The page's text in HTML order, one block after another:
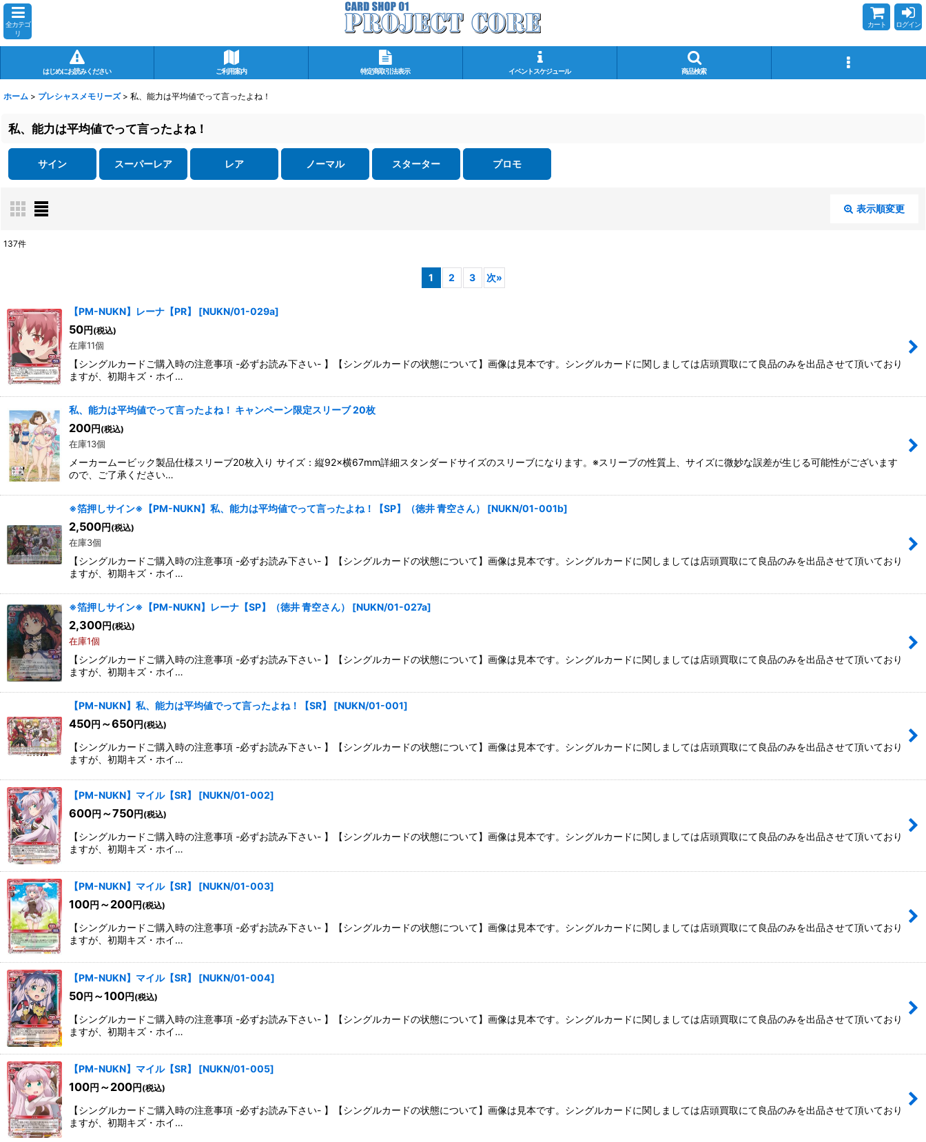
全カテゴ
リ
カート ログイン
はじめにお読みください ご利用案内 特定商取引法表示 イベントスケジュール 商品検索
ホーム > プレシャスメモリーズ > 私、能力は平均値でって言ったよね！
私、能力は平均値でって言ったよね！
サイン スーパーレア レア ノーマル スターター プロモ
表示順変更
並び順:
絞り込む
137件
1 2 3 次»
【PM-NUKN】レーナ【PR】 [NUKN/01-029a]
50円 (税込)
在庫11個
【シングルカードご購入時の注意事項 -必ずお読み下さい- 】【シングルカードの状態について】画像は見本です。シングルカードに関しましては店頭買取にて良品のみを出品させて頂いており
ますが、初期キズ・ホイ…
私、能力は平均値でって言ったよね！ キャンペーン限定スリーブ 20枚
200円 (税込)
在庫13個
メーカームービック製品仕様スリーブ20枚入り サイズ：縦92×横67mm詳細スタンダードサイズのスリーブになります。※スリーブの性質上、サイズに微妙な誤差が生じる可能性がございます
ので、ご了承ください…
※箔押しサイン※【PM-NUKN】私、能力は平均値でって言ったよね！【SP】（徳井 青空さん） [NUKN/01-001b]
2,500円 (税込)
在庫3個
【シングルカードご購入時の注意事項 -必ずお読み下さい- 】【シングルカードの状態について】画像は見本です。シングルカードに関しましては店頭買取にて良品のみを出品させて頂いており
ますが、初期キズ・ホイ…
※箔押しサイン※【PM-NUKN】レーナ【SP】（徳井 青空さん） [NUKN/01-027a]
2,300円 (税込)
在庫1個
【シングルカードご購入時の注意事項 -必ずお読み下さい- 】【シングルカードの状態について】画像は見本です。シングルカードに関しましては店頭買取にて良品のみを出品させて頂いており
ますが、初期キズ・ホイ…
【PM-NUKN】私、能力は平均値でって言ったよね！【SR】 [NUKN/01-001]
450円 ～650円 (税込)
【シングルカードご購入時の注意事項 -必ずお読み下さい- 】【シングルカードの状態について】画像は見本です。シングルカードに関しましては店頭買取にて良品のみを出品させて頂いており
ますが、初期キズ・ホイ…
【PM-NUKN】マイル【SR】 [NUKN/01-002]
600円 ～750円 (税込)
【シングルカードご購入時の注意事項 -必ずお読み下さい- 】【シングルカードの状態について】画像は見本です。シングルカードに関しましては店頭買取にて良品のみを出品させて頂いており
ますが、初期キズ・ホイ…
【PM-NUKN】マイル【SR】 [NUKN/01-003]
100円 ～200円 (税込)
【シングルカードご購入時の注意事項 -必ずお読み下さい- 】【シングルカードの状態について】画像は見本です。シングルカードに関しましては店頭買取にて良品のみを出品させて頂いており
ますが、初期キズ・ホイ…
【PM-NUKN】マイル【SR】 [NUKN/01-004]
50円 ～100円 (税込)
【シングルカードご購入時の注意事項 -必ずお読み下さい- 】【シングルカードの状態について】画像は見本です。シングルカードに関しましては店頭買取にて良品のみを出品させて頂いており
ますが、初期キズ・ホイ…
【PM-NUKN】マイル【SR】 [NUKN/01-005]
100円 ～200円 (税込)
【シングルカードご購入時の注意事項 -必ずお読み下さい- 】【シングルカードの状態について】画像は見本です。シングルカードに関しましては店頭買取にて良品のみを出品させて頂いており
ますが、初期キズ・ホイ…